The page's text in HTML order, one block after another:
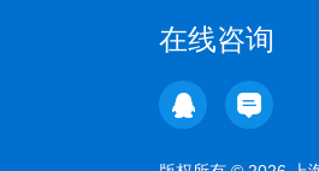
在线咨询